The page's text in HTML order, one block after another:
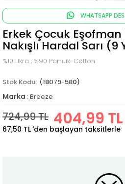
WHATSAPP
Erkek Çocuk Eşofman
Nakışlı Hardal Sarı (9
%10 Likra , %90 Pamuk-Cotton
(18079-580)
Marka : Breeze
724,99 TL 404,99 TL
67,50 TL 'den başlayan taksitlerle